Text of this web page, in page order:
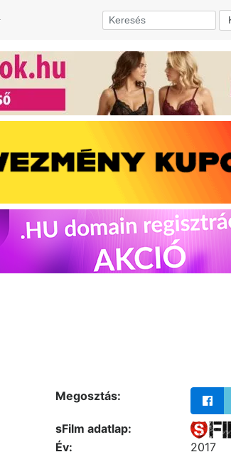
Megosztás:
sFilm adatlap:
Év:
2017